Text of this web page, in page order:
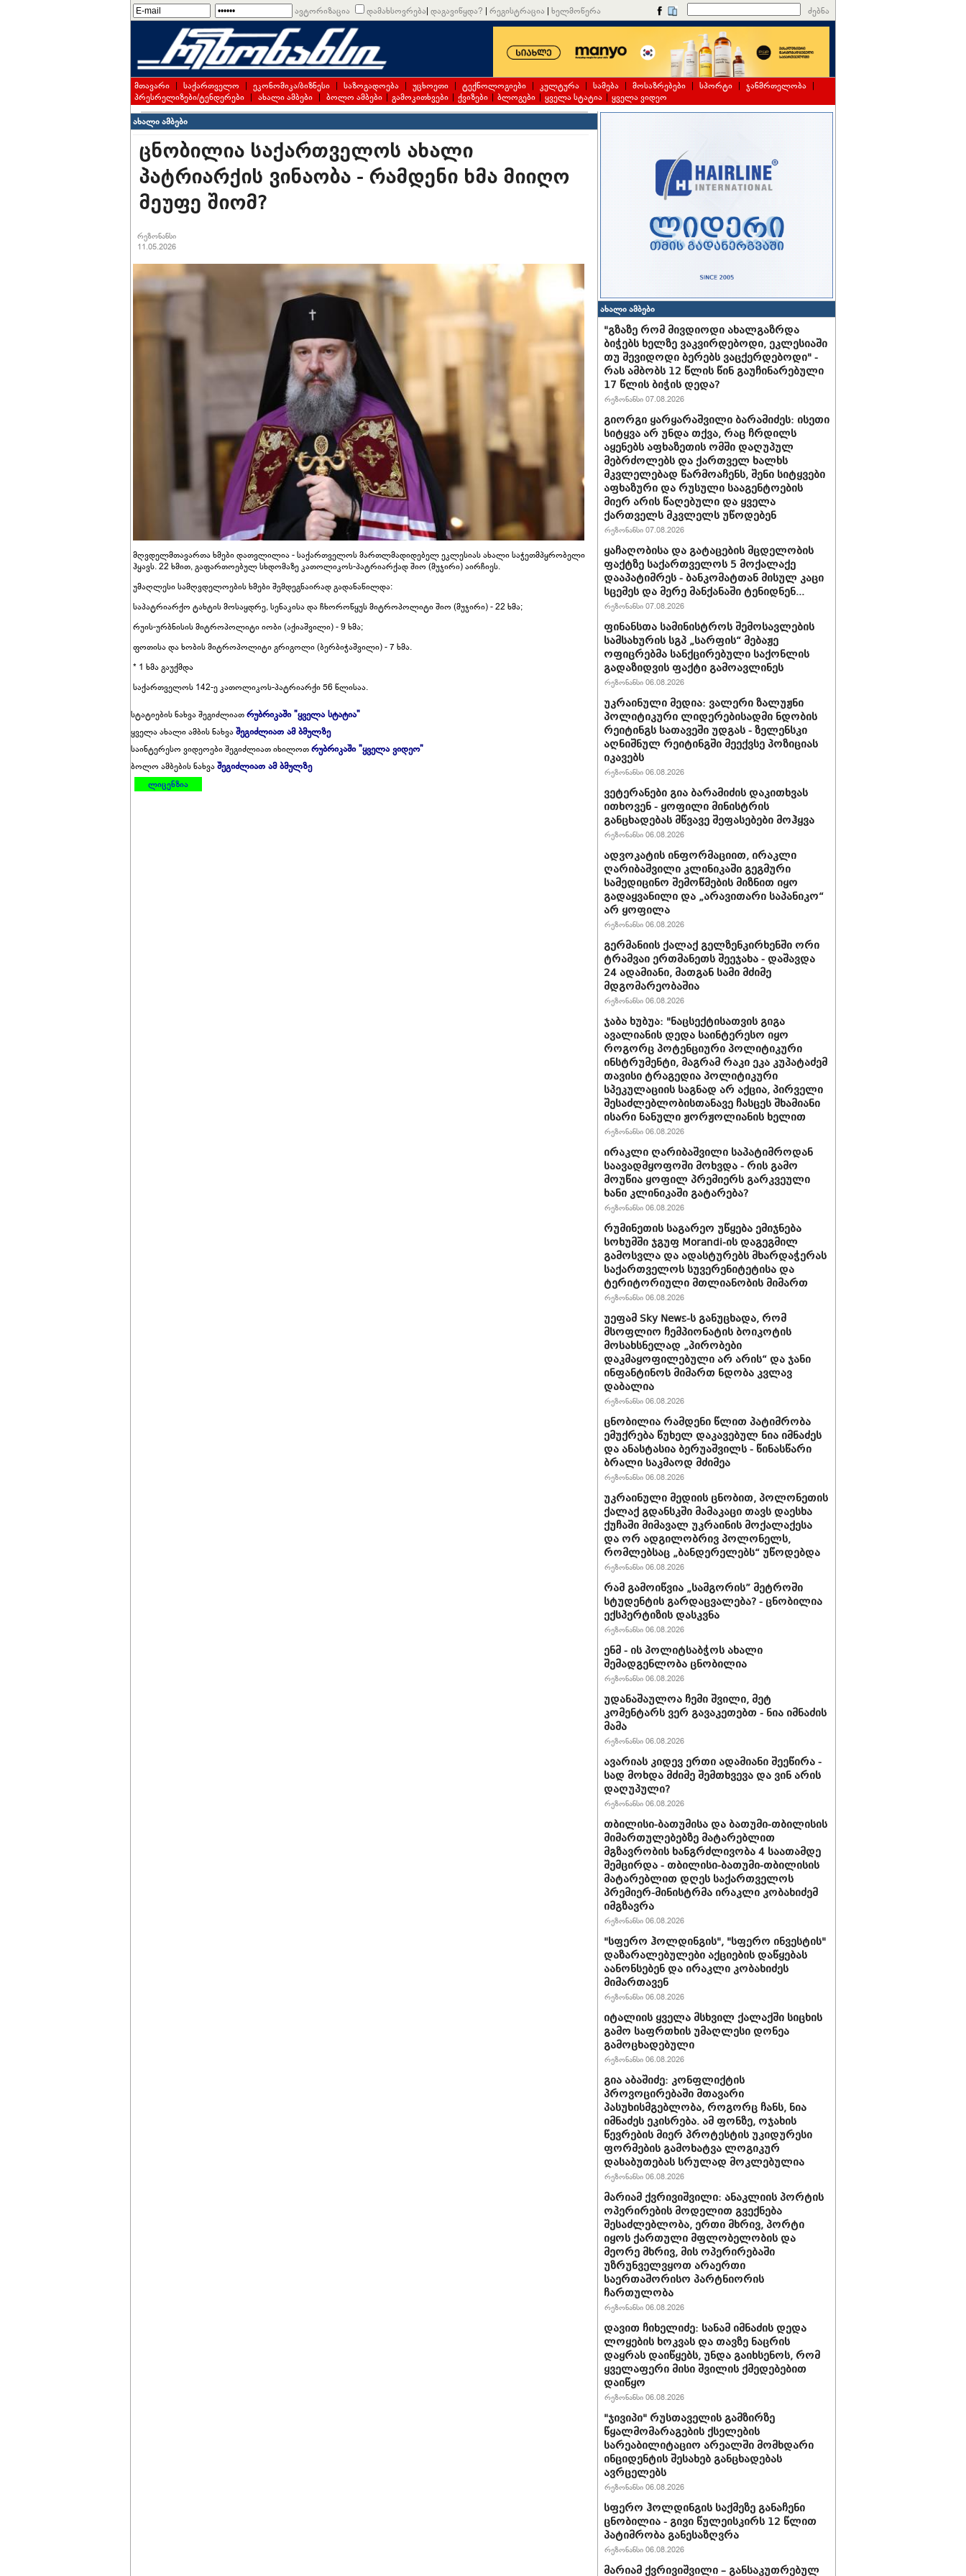
ავტორიზაცია დამახსოვრება| დაგავიწყდა? | რეგისტრაცია | ხელმოწერა ძებნა
მთავარი | საქართველო | ეკონომიკა/ბიზნესი | საზოგადოება | უცხოეთი | ტექნოლოგიები | კულტურა | სამება | მოსაზრებები | სპორტი | ჯანმრთელობა |
პრესრელიზები/ტენდერები | ახალი ამბები | ბოლო ამბები | გამოკითხვები | ქვიზები | ბლოგები | ყველა სტატია | ყველა ვიდეო
ახალი ამბები
ცნობილია საქართველოს ახალი
პატრიარქის ვინაობა - რამდენი ხმა მიიღო
მეუფე შიომ?
რეზონანსი
11.05.2026
მღვდელმთავართა ხმები დათვლილია - საქართველოს მართლმადიდებელ ეკლესიას ახალი საჭეთმპყრობელი
ჰყავს. 22 ხმით, გაფართოებულ სხდომაზე კათოლიკოს-პატრიარქად შიო (მუჯირი) აირჩიეს.
უმაღლესი სამღვდელოების ხმები შემდეგნაირად გადანაწილდა:
საპატრიარქო ტახტის მოსაყდრე, სენაკისა და ჩხოროწყუს მიტროპოლიტი შიო (მუჯირი) - 22 ხმა;
რუის-ურბნისის მიტროპოლიტი იობი (აქიაშვილი) - 9 ხმა;
ფოთისა და ხობის მიტროპოლიტი გრიგოლი (ბერბიჭაშვილი) - 7 ხმა.
* 1 ხმა გაუქმდა
საქართველოს 142-ე კათოლიკოს-პატრიარქი 56 წლისაა.
სტატიების ნახვა შეგიძლიათრუბრიკაში "ყველა სტატია"
ყველა ახალი ამბის ნახვაშეგიძლიათ ამ ბმულზე
საინტერესო ვიდეოები შეგიძლიათ იხილოთრუბრიკაში "ყველა ვიდეო"
ბოლო ამბების ნახვაშეგიძლიათ ამ ბმულზე
ლიცენზია
ახალი ამბები
"გზაზე რომ მივდიოდი ახალგაზრდა
ბიჭებს ხელზე ვაკვირდებოდი, ეკლესიაში
თუ შევიდოდი ბერებს ვაცქერდებოდი" -
რას ამბობს 12 წლის წინ გაუჩინარებული
17 წლის ბიჭის დედა?
რეზონანსი 07.08.2026
გიორგი ყარყარაშვილი ბარამიძეს: ისეთი
სიტყვა არ უნდა თქვა, რაც ჩრდილს
აყენებს აფხაზეთის ომში დაღუპულ
მებრძოლებს და ქართველ ხალხს
მკვლელებად წარმოაჩენს, შენი სიტყვები
აფხაზური და რუსული სააგენტოების
მიერ არის წაღებული და ყველა
ქართველს მკვლელს უწოდებენ
რეზონანსი 07.08.2026
ყაჩაღობისა და გატაცების მცდელობის
ფაქტზე საქართველოს 5 მოქალაქე
დააპატიმრეს - ბანკომატთან მისულ კაცი
სცემეს და მერე მანქანაში ტენიდნენ...
რეზონანსი 07.08.2026
ფინანსთა სამინისტროს შემოსავლების
სამსახურის სგპ „სარფის“ მებაჟე
ოფიცრებმა სანქცირებული საქონლის
გადაზიდვის ფაქტი გამოავლინეს
რეზონანსი 06.08.2026
უკრაინული მედია: ვალერი ზალუჟნი
პოლიტიკური ლიდერებისადმი ნდობის
რეიტინგს სათავეში უდგას - ზელენსკი
აღნიშნულ რეიტინგში მეექვსე პოზიციას
იკავებს
რეზონანსი 06.08.2026
ვეტერანები გია ბარამიძის დაკითხვას
ითხოვენ - ყოფილი მინისტრის
განცხადებას მწვავე შეფასებები მოჰყვა
რეზონანსი 06.08.2026
ადვოკატის ინფორმაციით, ირაკლი
ღარიბაშვილი კლინიკაში გეგმური
სამედიცინო შემოწმების მიზნით იყო
გადაყვანილი და „არავითარი საპანიკო“
არ ყოფილა
რეზონანსი 06.08.2026
გერმანიის ქალაქ გელზენკირხენში ორი
ტრამვაი ერთმანეთს შეეჯახა - დაშავდა
24 ადამიანი, მათგან სამი მძიმე
მდგომარეობაშია
რეზონანსი 06.08.2026
ჯაბა ხუბუა: "ნაცსექტისათვის გიგა
ავალიანის დედა საინტერესო იყო
როგორც პოტენციური პოლიტიკური
ინსტრუმენტი, მაგრამ რაკი ეკა კუპატაძემ
თავისი ტრაგედია პოლიტიკური
სპეკულაციის საგნად არ აქცია, პირველი
შესაძლებლობისთანავე ჩასცეს შხამიანი
ისარი ნანული ჟორჟოლიანის ხელით
რეზონანსი 06.08.2026
ირაკლი ღარიბაშვილი საპატიმროდან
საავადმყოფოში მოხვდა - რის გამო
მოუწია ყოფილ პრემიერს გარკვეული
ხანი კლინიკაში გატარება?
რეზონანსი 06.08.2026
რუმინეთის საგარეო უწყება ემიჯნება
სოხუმში ჯგუფ Morandi-ის დაგეგმილ
გამოსვლა და ადასტურებს მხარდაჭერას
საქართველოს სუვერენიტეტისა და
ტერიტორიული მთლიანობის მიმართ
რეზონანსი 06.08.2026
უეფამ Sky News-ს განუცხადა, რომ
მსოფლიო ჩემპიონატის ბოიკოტის
მოსახსნელად „პირობები
დაკმაყოფილებული არ არის“ და ჯანი
ინფანტინოს მიმართ ნდობა კვლავ
დაბალია
რეზონანსი 06.08.2026
ცნობილია რამდენი წლით პატიმრობა
ემუქრება წუხელ დაკავებულ ნია იმნაძეს
და ანასტასია ბერუაშვილს - წინასწარი
ბრალი საკმაოდ მძიმეა
რეზონანსი 06.08.2026
უკრაინული მედიის ცნობით, პოლონეთის
ქალაქ გდანსკში მამაკაცი თავს დაესხა
ქუჩაში მიმავალ უკრაინის მოქალაქესა
და ორ ადგილობრივ პოლონელს,
რომლებსაც „ბანდერელებს“ უწოდებდა
რეზონანსი 06.08.2026
რამ გამოიწვია „სამგორის” მეტროში
სტუდენტის გარდაცვალება? - ცნობილია
ექსპერტიზის დასკვნა
რეზონანსი 06.08.2026
ენმ - ის პოლიტსაბჭოს ახალი
შემადგენლობა ცნობილია
რეზონანსი 06.08.2026
უდანაშაულოა ჩემი შვილი, მეტ
კომენტარს ვერ გავაკეთებთ - ნია იმნაძის
მამა
რეზონანსი 06.08.2026
ავარიას კიდევ ერთი ადამიანი შეეწირა -
სად მოხდა მძიმე შემთხვევა და ვინ არის
დაღუპული?
რეზონანსი 06.08.2026
თბილისი-ბათუმისა და ბათუმი-თბილისის
მიმართულებებზე მატარებლით
მგზავრობის ხანგრძლივობა 4 საათამდე
შემცირდა - თბილისი-ბათუმი-თბილისის
მატარებლით დღეს საქართველოს
პრემიერ-მინისტრმა ირაკლი კობახიძემ
იმგზავრა
რეზონანსი 06.08.2026
"სფერო ჰოლდინგის", "სფერო ინვესტის"
დაზარალებულები აქციების დაწყებას
აანონსებენ და ირაკლი კობახიძეს
მიმართავენ
რეზონანსი 06.08.2026
იტალიის ყველა მსხვილ ქალაქში სიცხის
გამო საფრთხის უმაღლესი დონეა
გამოცხადებული
რეზონანსი 06.08.2026
გია აბაშიძე: კონფლიქტის
პროვოცირებაში მთავარი
პასუხისმგებლობა, როგორც ჩანს, ნია
იმნაძეს ეკისრება. ამ ფონზე, ოჯახის
წევრების მიერ პროტესტის უკიდურესი
ფორმების გამოხატვა ლოგიკურ
დასაბუთებას სრულად მოკლებულია
რეზონანსი 06.08.2026
მარიამ ქვრივიშვილი: ანაკლიის პორტის
ოპერირების მოდელით გვექნება
შესაძლებლობა, ერთი მხრივ, პორტი
იყოს ქართული მფლობელობის და
მეორე მხრივ, მის ოპერირებაში
უზრუნველვყოთ არაერთი
საერთაშორისო პარტნიორის
ჩართულობა
რეზონანსი 06.08.2026
დავით ჩიხელიძე: სანამ იმნაძის დედა
ლოყების ხოკვას და თავზე ნაცრის
დაყრას დაიწყებს, უნდა გაიხსენოს, რომ
ყველაფერი მისი შვილის ქმედებებით
დაიწყო
რეზონანსი 06.08.2026
"ჯივიპი" რუსთაველის გამზირზე
წყალმომარაგების ქსელების
სარეაბილიტაციო არეალში მომხდარი
ინციდენტის შესახებ განცხადებას
ავრცელებს
რეზონანსი 06.08.2026
სფერო ჰოლდინგის საქმეზე განაჩენი
ცნობილია - გივი წულეისკირს 12 წლით
პატიმრობა განესაზღვრა
რეზონანსი 06.08.2026
მარიამ ქვრივიშვილი – განსაკუთრებულ